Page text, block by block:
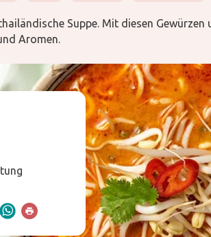
Suppe. Mit diesen
Aromen.